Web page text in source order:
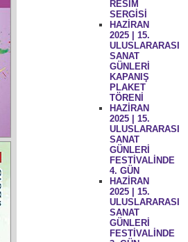
RESİM
SERGİSİ
HAZİRAN
2025 | 15.
ULUSLARARASI
SANAT
GÜNLERİ
KAPANIŞ
PLAKET
TÖRENİ
HAZİRAN
2025 | 15.
ULUSLARARASI
SANAT
GÜNLERİ
FESTİVALİNDE
4. GÜN
HAZİRAN
2025 | 15.
ULUSLARARASI
SANAT
GÜNLERİ
FESTİVALİNDE